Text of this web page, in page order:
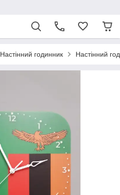
Настінний годинник Настінний